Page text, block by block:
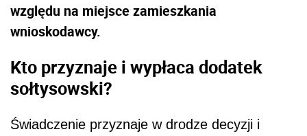
względu na miejsce zamieszkania
wnioskodawcy.
Kto przyznaje i wypłaca dodatek
sołtysowski?
Świadczenie przyznaje w drodze decyzji i